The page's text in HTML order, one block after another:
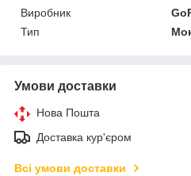
Виробник
Тип
Умови доставки
Нова Пошта
Доставка кур'єром
Всі умови доставки